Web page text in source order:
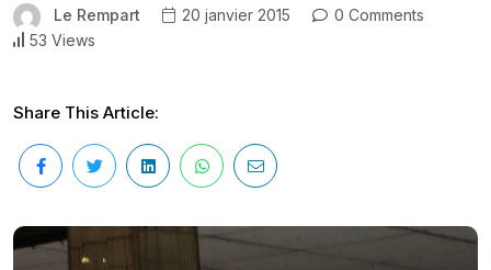
Le Rempart 20 janvier 2015
0 Comments
53 Views
Share This Article: